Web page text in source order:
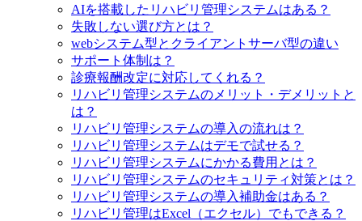
AIを搭載したリハビリ管理システムはある？
失敗しない選び方とは？
webシステム型とクライアントサーバ型の違い
サポート体制は？
診療報酬改定に対応してくれる？
リハビリ管理システムのメリット・デメリットと
は？
リハビリ管理システムの導入の流れは？
リハビリ管理システムはデモで試せる？
リハビリ管理システムにかかる費用とは？
リハビリ管理システムのセキュリティ対策とは？
リハビリ管理システムの導入補助金はある？
リハビリ管理はExcel（エクセル）でもできる？